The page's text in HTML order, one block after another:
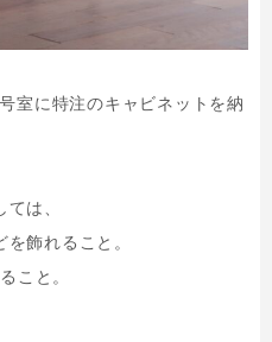
室に特注のキャビネットを納
は、
飾れること。
こと。